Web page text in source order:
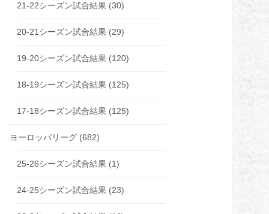
21-22シーズン試合結果 (30)
20-21シーズン試合結果 (29)
19-20シーズン試合結果 (120)
18-19シーズン試合結果 (125)
17-18シーズン試合結果 (125)
ヨーロッパリーグ (682)
25-26シーズン試合結果 (1)
24-25シーズン試合結果 (23)